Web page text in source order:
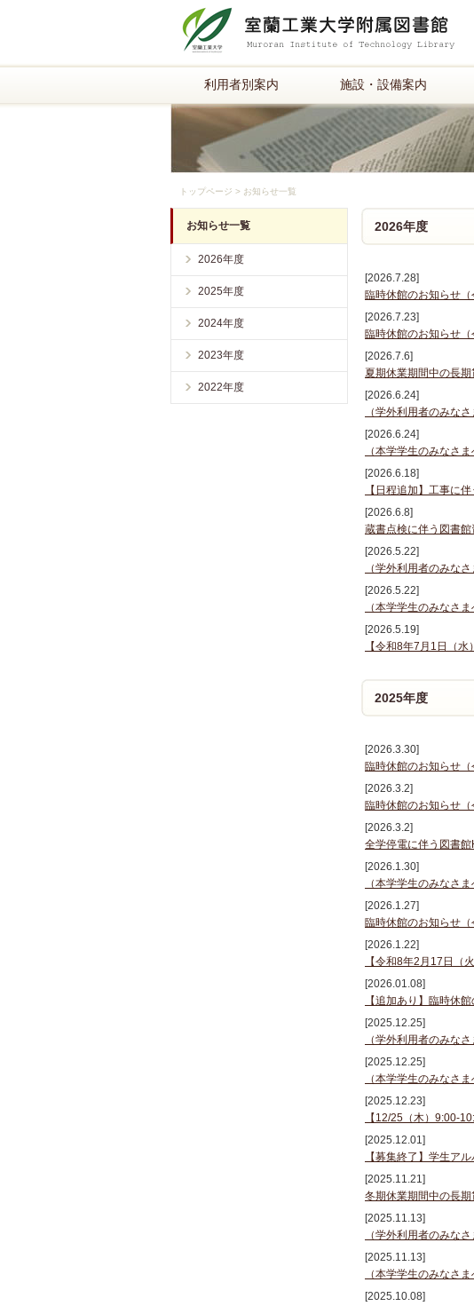
利用者別案内 施設・設備案内
トップページ > お知らせ一覧
お知らせ一覧
2026年度
2025年度
2024年度
2023年度
2022年度
2026年度
[2026.7.28]
臨時休館のお知らせ（
[2026.7.23]
臨時休館のお知らせ（
[2026.7.6]
夏期休業期間中の長期
[2026.6.24]
（学外利用者のみな
[2026.6.24]
（本学学生のみなさ
[2026.6.18]
【日程追加】工事に
[2026.6.8]
蔵書点検に伴う図書
[2026.5.22]
（学外利用者のみな
[2026.5.22]
（本学学生のみなさ
[2026.5.19]
【令和8年7月1日（
2025年度
[2026.3.30]
臨時休館のお知らせ（
[2026.3.2]
臨時休館のお知らせ（
[2026.3.2]
全学停電に伴う図書
[2026.1.30]
（本学学生のみなさ
[2026.1.27]
臨時休館のお知らせ（
[2026.1.22]
【令和8年2月17日（
[2026.01.08]
【追加あり】臨時休
[2025.12.25]
（学外利用者のみな
[2025.12.25]
（本学学生のみなさ
[2025.12.23]
【12/25（木）9:00-
[2025.12.01]
【募集終了】学生ア
[2025.11.21]
冬期休業期間中の長期
[2025.11.13]
（学外利用者のみな
[2025.11.13]
（本学学生のみなさ
[2025.10.08]